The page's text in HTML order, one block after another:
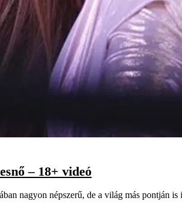
– 18+ videó
nagyon népszerű, de a világ más pontján